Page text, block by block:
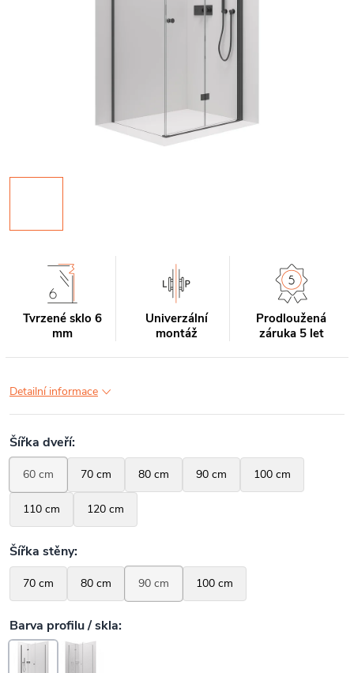
Tvrzené sklo 6
mm
Univerzální
montáž
Prodloužená
záruka 5 let
Detailní informace